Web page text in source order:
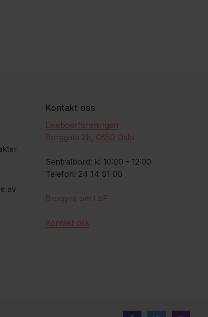
av
Kontakt oss
Leieboerforeningen
Borggata 2b, 0650 Oslo
Sentralbord: kl 10:00 - 12:00
Telefon: 24 14 91 00
Brosjyre om LbF
Kontakt oss